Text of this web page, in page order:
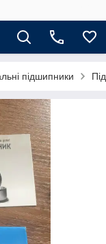
підшипники